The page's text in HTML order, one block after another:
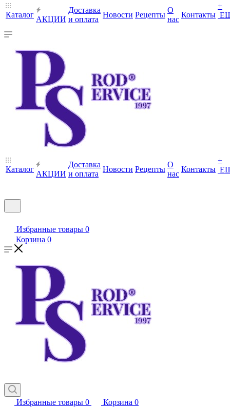
Каталог
АКЦИИ
Доставка
и оплата
Новости Рецепты
О
нас
Контакты
+
Каталог
АКЦИИ
Доставка
и оплата
Новости Рецепты
О
нас
Контакты
+
Избранные товары 0
Корзина 0
Избранные товары 0 Корзина 0